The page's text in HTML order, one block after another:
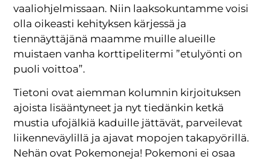
vaaliohjelmissaan. Niin laaksokuntamme voisi
olla oikeasti kehityksen kärjessä ja
tiennäyttäjänä maamme muille alueille
muistaen vanha korttipelitermi ”etulyönti on
puoli voittoa”.
Tietoni ovat aiemman kolumnin kirjoituksen
ajoista lisääntyneet ja nyt tiedänkin ketkä
mustia ufojälkiä kaduille jättävät, parveilevat
liikenneväylillä ja ajavat mopojen takapyörillä.
Nehän ovat Pokemoneja! Pokemoni ei osaa